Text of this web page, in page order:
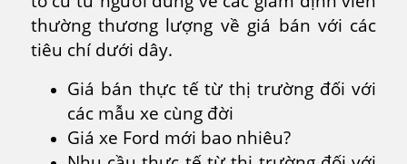
thường thương lượng về giá bán với các
tiêu chí dưới dây.
Giá bán thực tế từ thị trường đối với
các mẫu xe cùng đời
Giá xe Ford mới bao nhiêu?